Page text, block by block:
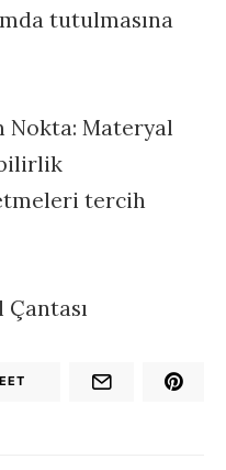
tutulmasına
Nokta: Materyal
tercih